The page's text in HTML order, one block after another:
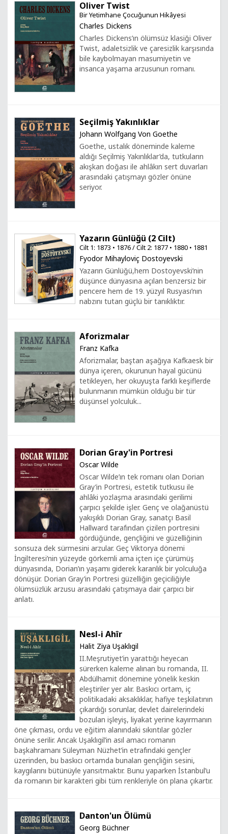
Oliver Twist
Bir Yetimhane Çocuğunun Hikâyesi
Charles Dickens
Charles Dickens’ın ölümsüz klasiği Oliver
Twist, adaletsizlik ve çaresizlik karşısında
bile kaybolmayan masumiyetin ve
insanca yaşama arzusunun romanı.
Seçilmiş Yakınlıklar
Johann Wolfgang Von Goethe
Goethe, ustalık döneminde kaleme
aldığı Seçilmiş Yakınlıklar’da, tutkuların
akışkan doğası ile ahlâkın sert duvarları
arasındaki çatışmayı gözler önüne
seriyor.
Yazarın Günlüğü (2 Cilt)
Cilt 1: 1873 • 1876 / Cilt 2: 1877 • 1880 • 1881
Fyodor Mihayloviç Dostoyevski
Yazarın Günlüğü,hem Dostoyevski’nin
düşünce dünyasına açılan benzersiz bir
pencere hem de 19. yüzyıl Rusyası’nın
nabzını tutan güçlü bir tanıklıktır.
Aforizmalar
Franz Kafka
Aforizmalar, baştan aşağıya Kafkaesk bir
dünya içeren, okurunun hayal gücünü
tetikleyen, her okuyuşta farklı keşiflerde
bulunmanın mümkün olduğu bir tür
düşünsel yolculuk...
Dorian Gray'in Portresi
Oscar Wilde
Oscar Wilde’ın tek romanı olan Dorian
Gray’in Portresi, estetik tutkusu ile
ahlâki yozlaşma arasındaki gerilimi
çarpıcı şekilde işler. Genç ve olağanüstü
yakışıklı Dorian Gray, sanatçı Basil
Hallward tarafından çizilen portresini
gördüğünde, gençliğini ve güzelliğinin
sonsuza dek sürmesini arzular. Geç Viktorya dönemi
İngilteresi’nin yüzeyde görkemli ama içten içe çürümüş
dünyasında, Dorian’ın yaşamı giderek karanlık bir yolculuğa
dönüşür. Dorian Gray’in Portresi güzelliğin geçiciliğiyle
ölümsüzlük arzusu arasındaki çatışmaya dair çarpıcı bir
anlatı.
Nesl-i Ahîr
Halit Ziya Uşaklıgil
II.Meşrutiyet’in yarattığı heyecan
sürerken kaleme alınan bu romanda, II.
Abdülhamit dönemine yönelik keskin
eleştiriler yer alır. Baskıcı ortam, iç
politikadaki aksaklıklar, hafiye teşkilatının
çıkardığı sorunlar, devlet dairelerindeki
bozulan işleyiş, liyakat yerine kayırmanın
öne çıkması, ordu ve eğitim alanındaki sıkıntılar gözler
önüne serilir. Ancak Uşaklıgil’in asıl amacı romanın
başkahramanı Süleyman Nüzhet’in etrafındaki gençler
üzerinden, bu baskıcı ortamda bunalan gençliğin sesini,
kaygılarını bütünüyle yansıtmaktır. Bunu yaparken İstanbul’u
da romanın bir karakteri gibi tüm renkleriyle ön plana çıkartır.
Danton'un Ölümü
Georg Büchner